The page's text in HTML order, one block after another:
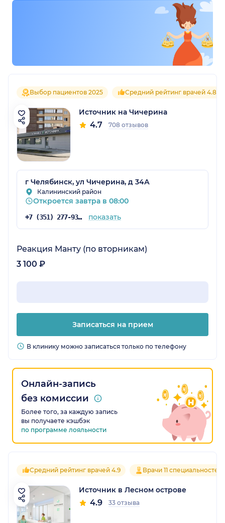
Выбор пациентов 2025 Средний рейтинг врачей 4.8
Источник на Чичерина
4.7 708 отзывов
г Челябинск, ул Чичерина, д 34А
Калининский район
Откроется завтра в 08:00
+7 (351) 277-93-31 показать
Реакция Манту (по вторникам)
3 100 ₽
Записаться на прием
В клинику можно записаться только по телефону
Онлайн-запись
без комиссии
Более того, за каждую запись
вы получаете кэшбэк
по программе лояльности
Средний рейтинг врачей 4.9 Врачи 11 специальностей
Источник в Лесном острове
4.9 33 отзыва